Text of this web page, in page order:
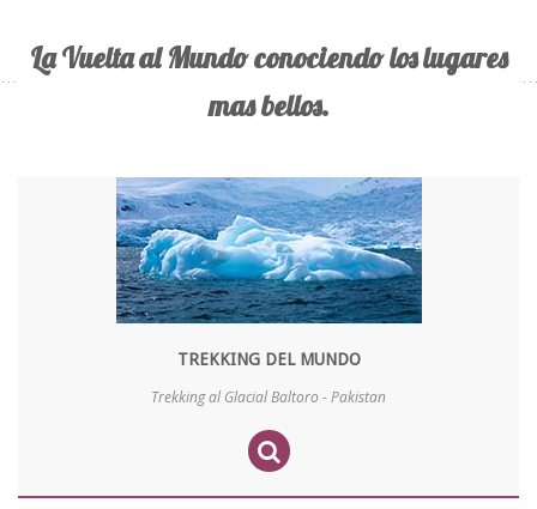
La Vuelta al Mundo conociendo los lugares
mas bellos.
TREKKING DEL MUNDO
Trekking al Glacial Baltoro - Pakistan